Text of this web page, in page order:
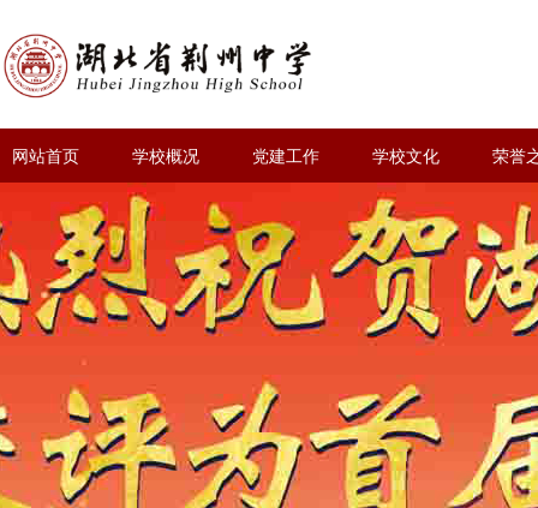
网站首页 学校概况 党建工作 学校文化 荣誉